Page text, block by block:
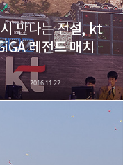
네이버 블로그
만나는 전설, kt
레전드 매치
2016.11.22